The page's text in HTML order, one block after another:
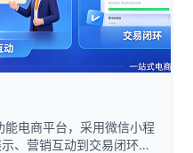
电商平台，采用微信小程
、营销互动到交易闭环的